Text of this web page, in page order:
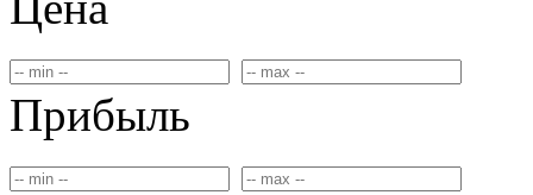
Прибыль